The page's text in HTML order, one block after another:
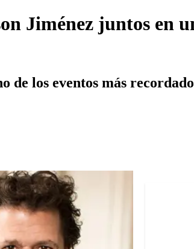
Jiménez juntos en
los eventos más